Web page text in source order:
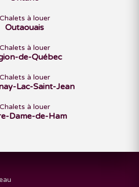
Chalets à louer
Outaouais
Chalets à louer
de-Québec
Chalets à louer
Lac-Saint-Jean
Chalets à louer
Dame-de-Ham